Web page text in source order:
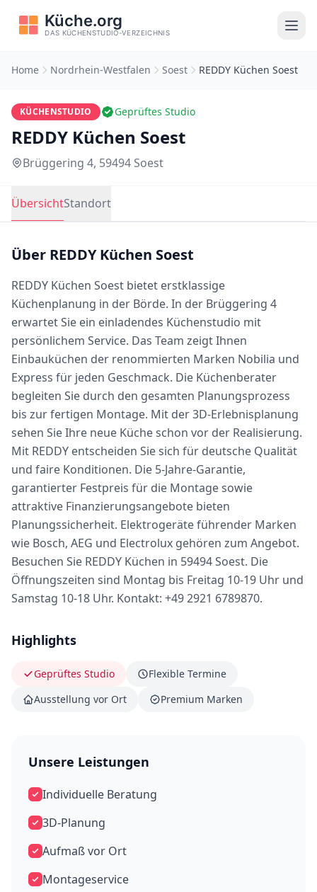
Home Nordrhein-Westfalen Soest REDDY Küchen Soest
KÜCHENSTUDIO Geprüftes Studio
REDDY Küchen Soest
Brüggering 4, 59494 Soest
ÜbersichtStandort
Über REDDY Küchen Soest
REDDY Küchen Soest bietet erstklassige
Küchenplanung in der Börde. In der Brüggering 4
erwartet Sie ein einladendes Küchenstudio mit
persönlichem Service. Das Team zeigt Ihnen
Einbauküchen der renommierten Marken Nobilia und
Express für jeden Geschmack. Die Küchenberater
begleiten Sie durch den gesamten Planungsprozess
bis zur fertigen Montage. Mit der 3D-Erlebnisplanung
sehen Sie Ihre neue Küche schon vor der Realisierung.
Mit REDDY entscheiden Sie sich für deutsche Qualität
und faire Konditionen. Die 5-Jahre-Garantie,
garantierter Festpreis für die Montage sowie
attraktive Finanzierungsangebote bieten
Planungssicherheit. Elektrogeräte führender Marken
wie Bosch, AEG und Electrolux gehören zum Angebot.
Besuchen Sie REDDY Küchen in 59494 Soest. Die
Öffnungszeiten sind Montag bis Freitag 10-19 Uhr und
Samstag 10-18 Uhr. Kontakt: +49 2921 6789870.
Highlights
Geprüftes Studio
Flexible Termine
Ausstellung vor Ort
Premium Marken
Unsere Leistungen
Individuelle Beratung
3D-Planung
Aufmaß vor Ort
Montageservice